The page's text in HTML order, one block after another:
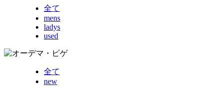
全て
mens
ladys
used
全て
new